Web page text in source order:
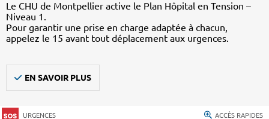
Le CHU de Montpellier active le Plan Hôpital en Tension –
Niveau 1.
Pour garantir une prise en charge adaptée à chacun,
appelez le 15 avant tout déplacement aux urgences.
EN SAVOIR PLUS
URGENCES ACCÈS RAPIDES